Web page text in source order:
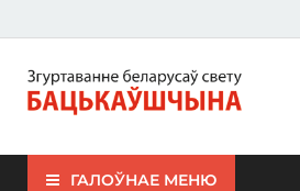
ЗБС "Бацькаўшчына"
ГАЛОЎНАЕ МЕНЮ